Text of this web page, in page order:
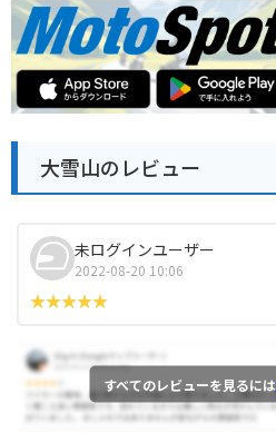
大雪山のレビュー
未ログインユーザー
2022-08-20 10:06
すべてのレビューを見るには